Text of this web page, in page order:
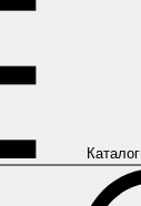
Каталог